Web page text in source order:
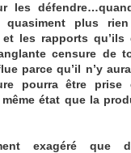
les
quasiment plus
les rapports qu’ils
censure de
parce qu’il n’y
pourra être prise
état que la
exagéré que